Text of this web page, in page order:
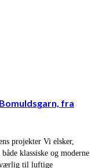
fra
projekter Vi elsker,
klassiske og moderne
til luftige